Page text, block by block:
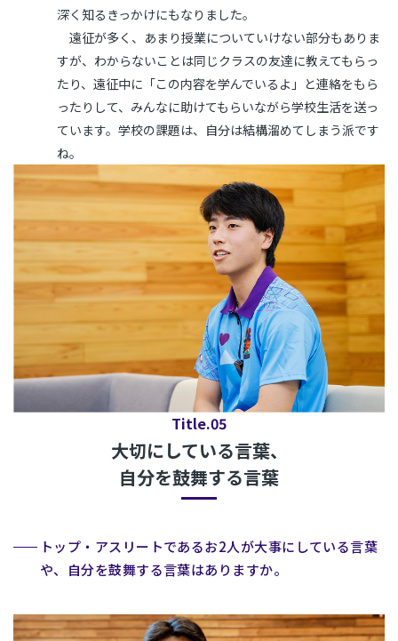
深く知るきっかけにもなりました。
遠征が多く、あまり授業についていけない部分もありま
すが、わからないことは同じクラスの友達に教えてもらっ
たり、遠征中に「この内容を学んでいるよ」と連絡をもら
ったりして、みんなに助けてもらいながら学校生活を送っ
ています。学校の課題は、自分は結構溜めてしまう派です
ね。
Title.05
大切にしている言葉、
自分を鼓舞する言葉
トップ・アスリートであるお2人が大事にしている言葉
や、自分を鼓舞する言葉はありますか。